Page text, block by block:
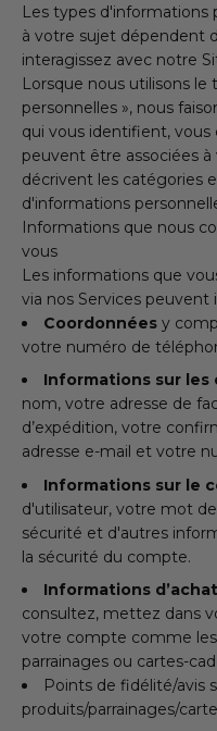
Les types d'informations
à votre sujet dépendent
interagissez avec notre
Lorsque nous utilisons
personnelles », nous
qui vous identifient,
peuvent être associées
décrivent les catégories
d'informations
Informations que nous
vous
Les informations que
via nos Services peuvent
Coordonnées y
votre numéro de
Informations sur les
nom, votre adresse de
d’expédition, votre
adresse e-mail et votre
Informations sur le
d'utilisateur, votre mot
sécurité et d'autres
la sécurité du compte.
Informations d’achat
consultez, mettez dans
votre compte comme les
parrainages ou cartes-
Points de fidélité/avis
produits/parrainages/